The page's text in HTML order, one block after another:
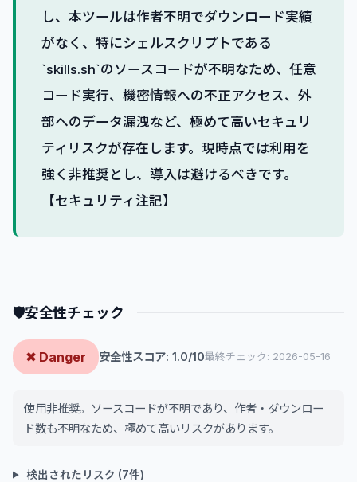
し、本ツールは作者不明でダウンロード実績
がなく、特にシェルスクリプトである
`skills.sh`のソースコードが不明なため、任意
コード実行、機密情報への不正アクセス、外
部へのデータ漏洩など、極めて高いセキュリ
ティリスクが存在します。現時点では利用を
強く非推奨とし、導入は避けるべきです。
【セキュリティ注記】
🛡安全性チェック
✖ Danger 安全性スコア: 1.0/10最終チェック: 2026-05-16
使用非推奨。ソースコードが不明であり、作者・ダウンロー
ド数も不明なため、極めて高いリスクがあります。
検出されたリスク (7件)